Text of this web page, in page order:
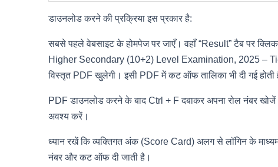
डाउनलोड करने की प्रक्रिया इस प्रकार है:
सबसे पहले वेबसाइट के होमपेज पर जाएँ। वहाँ “Result” टैब पर
Higher Secondary (10+2) Level Examination, 2025 –
विस्तृत PDF खुलेगी। इसी PDF में कट ऑफ तालिका भी दी गई होती
PDF डाउनलोड करने के बाद Ctrl + F दबाकर अपना रोल नंबर
अवश्य करें।
ध्यान रखें कि व्यक्तिगत अंक (Score Card) अलग से लॉगिन के
नंबर और कट ऑफ दी जाती है।